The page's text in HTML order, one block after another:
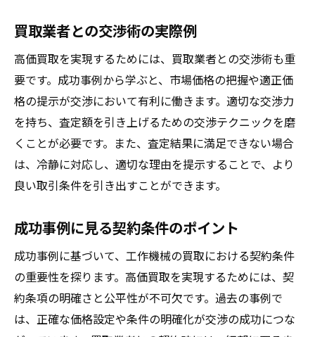
買取業者との交渉術の実際例
高価買取を実現するためには、買取業者との交渉術も重
要です。成功事例から学ぶと、市場価格の把握や適正価
格の提示が交渉において有利に働きます。適切な交渉力
を持ち、査定額を引き上げるための交渉テクニックを磨
くことが必要です。また、査定結果に満足できない場合
は、冷静に対応し、適切な理由を提示することで、より
良い取引条件を引き出すことができます。
成功事例に見る契約条件のポイント
成功事例に基づいて、工作機械の買取における契約条件
の重要性を探ります。高価買取を実現するためには、契
約条項の明確さと公平性が不可欠です。過去の事例で
は、正確な価格設定や条件の明確化が交渉の成功につな